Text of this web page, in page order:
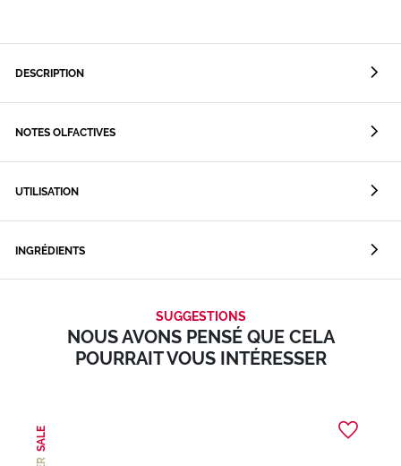
DESCRIPTION
NOTES OLFACTIVES
UTILISATION
INGRÉDIENTS
SUGGESTIONS
NOUS AVONS PENSÉ QUE CELA
POURRAIT VOUS INTÉRESSER
SALE